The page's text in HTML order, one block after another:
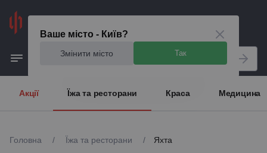
Ваше місто - Київ?
Змінити місто Так
Акції Їжа та ресторани Краса Медицина
Головна / Їжа та ресторани / Яхта